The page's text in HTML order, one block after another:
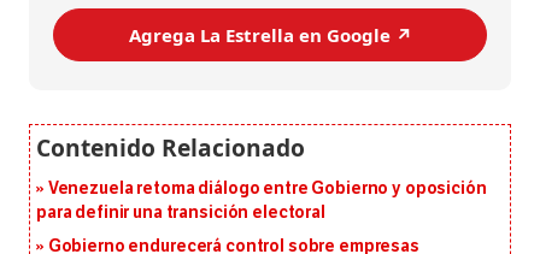
Agrega La Estrella en Google ↗️
Venezuela retoma diálogo entre Gobierno y oposición
para definir una transición electoral
Gobierno endurecerá control sobre empresas